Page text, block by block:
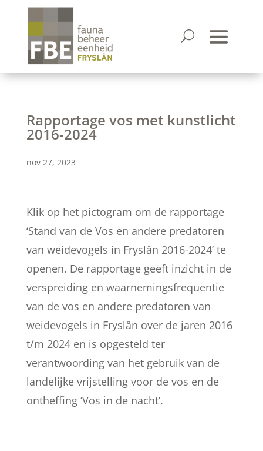
Rapportage vos met kunstlicht
2016-2024
nov 27, 2023
Klik op het pictogram om de rapportage
‘Stand van de Vos en andere predatoren
van weidevogels in Fryslân 2016-2024’ te
openen. De rapportage geeft inzicht in de
verspreiding en waarnemingsfrequentie
van de vos en andere predatoren van
weidevogels in Fryslân over de jaren 2016
t/m 2024 en is opgesteld ter
verantwoording van het gebruik van de
landelijke vrijstelling voor de vos en de
ontheffing ‘Vos in de nacht’.